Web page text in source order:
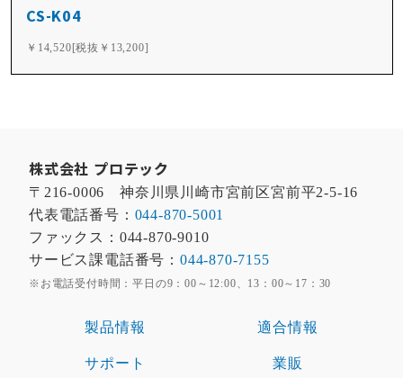
CS-K04
￥14,520[税抜￥13,200]
株式会社 プロテック
〒216-0006 神奈川県川崎市宮前区宮前平2-5-16
代表電話番号： 044-870-5001
ファックス：044-870-9010
サービス課電話番号： 044-870-7155
※お電話受付時間：平日の9：00～12:00、13：00～17：30
製品情報 適合情報
サポート 業販